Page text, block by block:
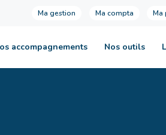
Ma gestion Ma compta Ma
accompagnements Nos outils